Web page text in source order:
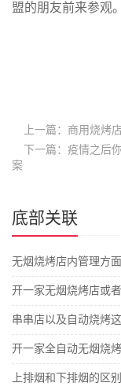
盟的朋友前来参观
上一篇：商用烧烤
下一篇：疫情之后
案
底部关联
无烟烧烤店内管理方
开一家无烟烧烤店或
串串店以及自动烧烤
开一家全自动无烟烧
上排烟和下排烟的区